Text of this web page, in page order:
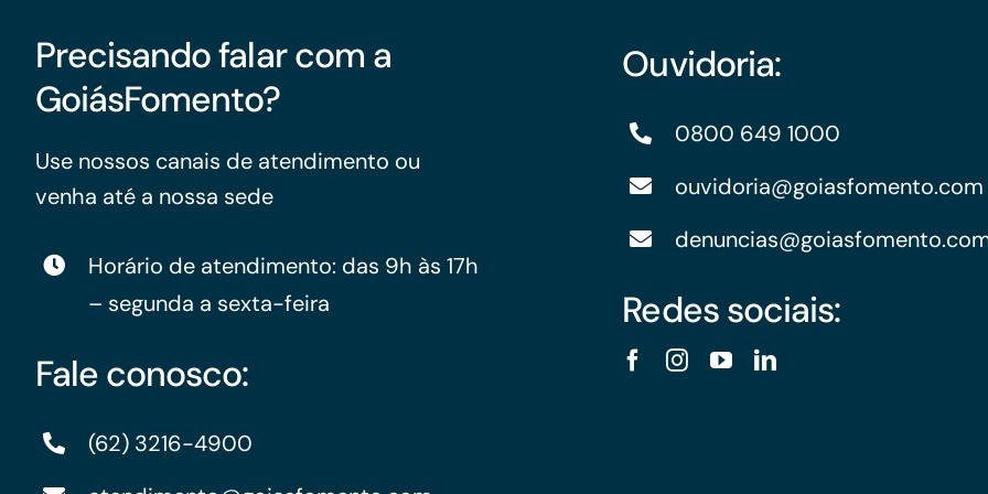
Precisando falar com a
GoiásFomento?
Use nossos canais de atendimento ou
venha até a nossa sede
Horário de atendimento: das 9h às 17h
– segunda a sexta-feira
Fale conosco:
(62) 3216-4900
Ouvidoria:
0800 649 1000
ouvidoria@goiasfomento.com
Redes sociais: